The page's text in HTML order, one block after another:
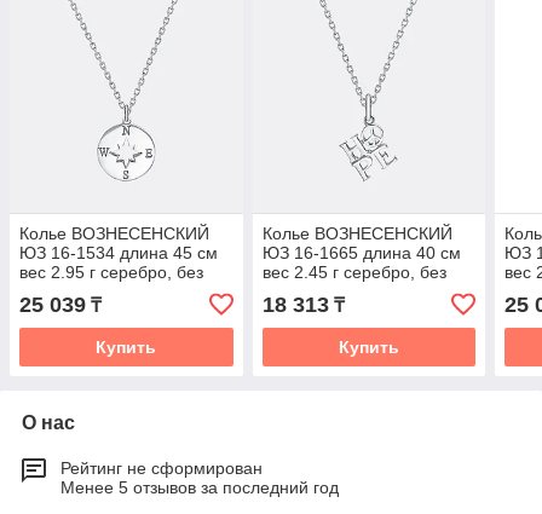
Колье ВОЗНЕСЕНСКИЙ
ЮЗ 16-1534 длина 45 см
вес 2.95 г серебро, без
25 039 ₸
Купить
Колье ВОЗНЕСЕНСКИЙ
ЮЗ 16-1665 длина 40 см
вес 2.45 г серебро, без
18 313₸
Купить
ЮЗ
вес
25
О нас
Рейтинг не сформирован
Менее 5 отзывов за последний год